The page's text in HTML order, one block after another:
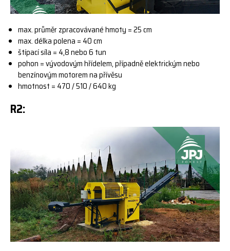
max. průměr zpracovávané hmoty = 25 cm
max. délka polena = 40 cm
štípací síla = 4,8 nebo 6 tun
pohon = vývodovým hřídelem, případně elektrickým nebo
benzínovým motorem na přívěsu
hmotnost = 470 / 510 / 640 kg
R2: